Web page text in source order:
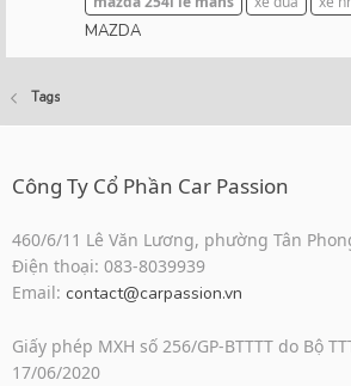
MAZDA
Tags
Công Ty Cổ Phần Car Passion
460/6/11 Lê Văn Lương, phường Tân
Điện thoại: 083-8039939
Email: contact@carpassion.vn
Giấy phép MXH số 256/GP-BTTTT do Bộ
17/06/2020